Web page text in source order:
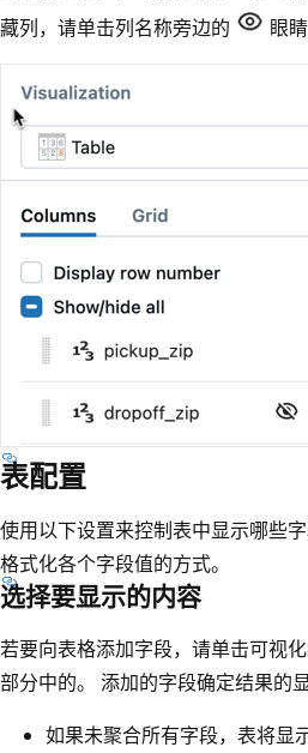
藏列，请单击列名称旁边的
眼
表配置
使用以下设置来控制表中显示哪些
格式化各个字段值的方式。
选择要显示的内容
若要向表格添加字段，请单击可视
部分中的。 添加的字段确定结果的显
如果未聚合所有字段，表将显